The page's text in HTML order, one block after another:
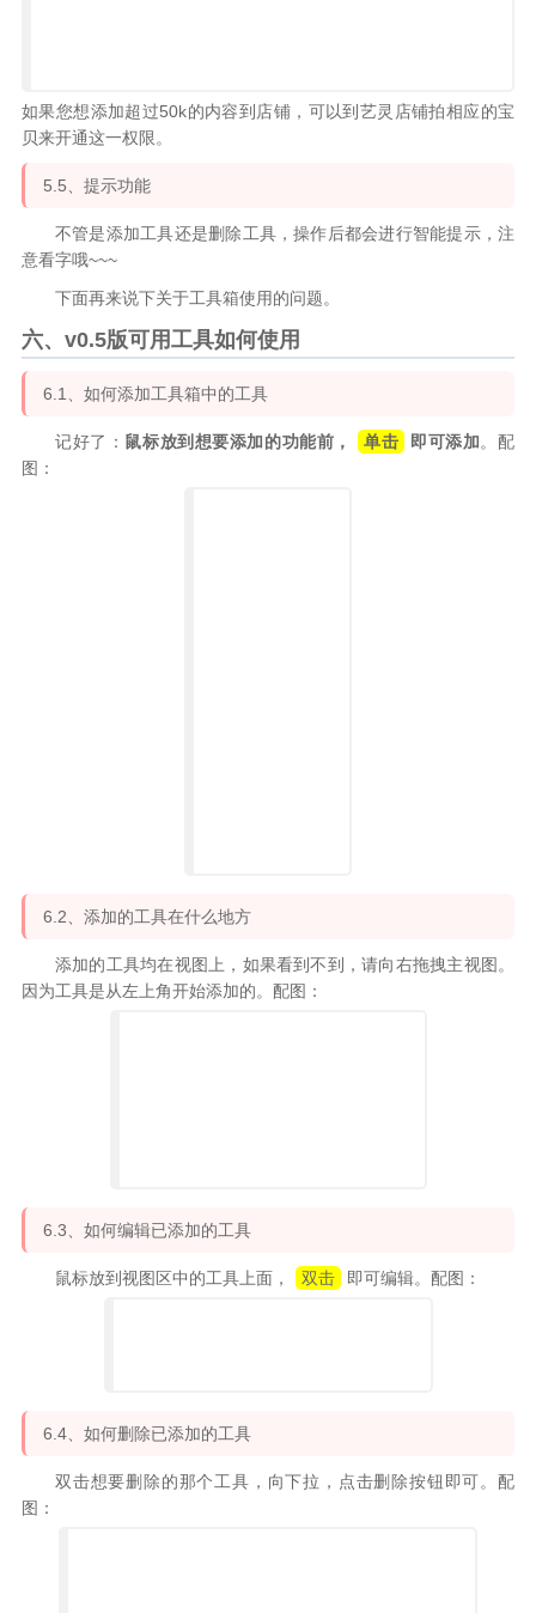
如果您想添加超过50k的内容到店铺，可以到艺灵店铺拍相应的宝
贝来开通这一权限。
5.5、提示功能
不管是添加工具还是删除工具，操作后都会进行智能提示，注
意看字哦~~~
下面再来说下关于工具箱使用的问题。
六、v0.5版可用工具如何使用
6.1、如何添加工具箱中的工具
记好了： 鼠标放到想要添加的功能前， 单击 即可添加。配
图：
6.2、添加的工具在什么地方
添加的工具均在视图上，如果看到不到，请向右拖拽主视图。
因为工具是从左上角开始添加的。配图：
6.3、如何编辑已添加的工具
鼠标放到视图区中的工具上面， 双击 即可编辑。配图：
6.4、如何删除已添加的工具
双击想要删除的那个工具，向下拉，点击删除按钮即可。配
图：